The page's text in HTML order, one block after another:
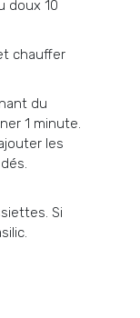
doux 10
chauffer
du
1 minute.
les
Si